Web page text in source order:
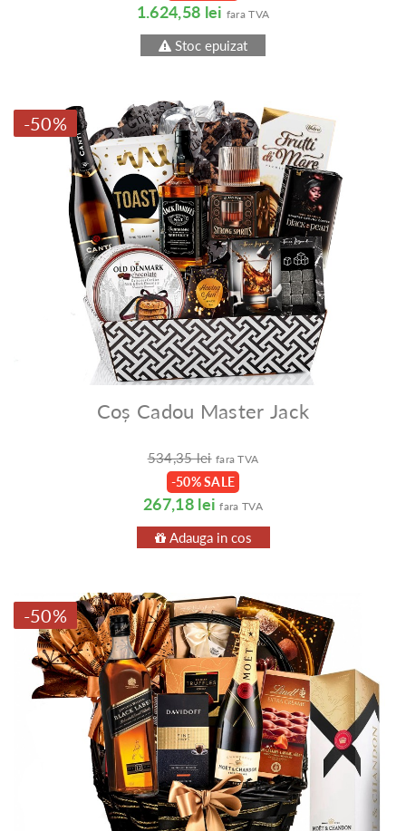
1.624,58 lei fara TVA
Stoc epuizat
-50%
Coș Cadou Master Jack
534,35 lei fara TVA
-50% SALE
267,18 lei fara TVA
Adauga in cos
-50%